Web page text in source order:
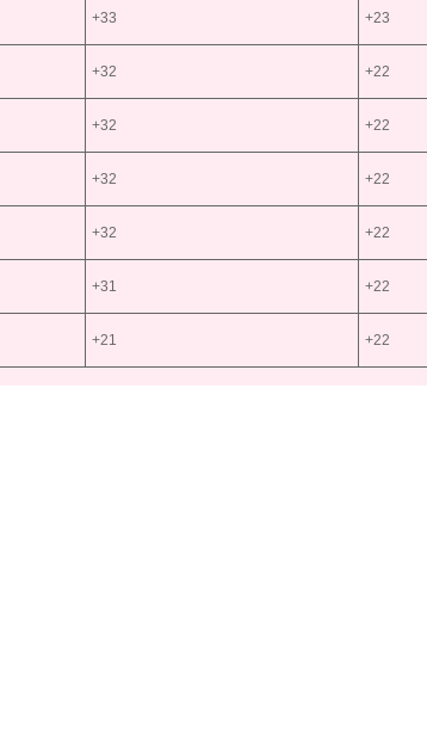
+33 +23
+32 +22
+32 +22
+32 +22
+32 +22
+31 +22
+21 +22